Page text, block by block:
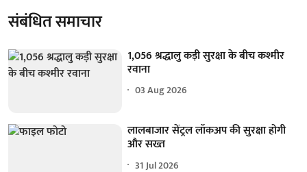
संबंधित समाचार
1,056 श्रद्धालु कड़ी सुरक्षा के बीच कश्मीर
रवाना
03 Aug 2026
लालबाजार सेंट्रल लॉकअप की सुरक्षा होगी
और सख्त
31 Jul 2026